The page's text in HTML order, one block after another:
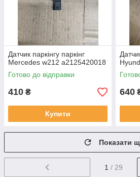
Датчик паркінгу паркінг
Mercedes w212 a2125420018
Готово до відправки
410 ₴
Купити
640
Показати
1 / 29